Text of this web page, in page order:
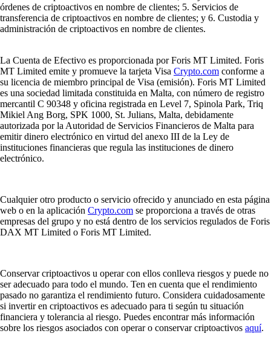
órdenes de criptoactivos en nombre de clientes; 5. Servicios de
transferencia de criptoactivos en nombre de clientes; y 6. Custodia y
administración de criptoactivos en nombre de clientes.
La Cuenta de Efectivo es proporcionada por Foris MT Limited. Foris
MT Limited emite y promueve la tarjeta Visa Crypto.com conforme a
su licencia de miembro principal de Visa (emisión). Foris MT Limited
es una sociedad limitada constituida en Malta, con número de registro
mercantil C 90348 y oficina registrada en Level 7, Spinola Park, Triq
Mikiel Ang Borg, SPK 1000, St. Julians, Malta, debidamente
autorizada por la Autoridad de Servicios Financieros de Malta para
emitir dinero electrónico en virtud del anexo III de la Ley de
instituciones financieras que regula las instituciones de dinero
electrónico.
Cualquier otro producto o servicio ofrecido y anunciado en esta página
web o en la aplicación Crypto.com se proporciona a través de otras
empresas del grupo y no está dentro de los servicios regulados de Foris
DAX MT Limited o Foris MT Limited.
Conservar criptoactivos u operar con ellos conlleva riesgos y puede no
ser adecuado para todo el mundo. Ten en cuenta que el rendimiento
pasado no garantiza el rendimiento futuro. Considera cuidadosamente
si invertir en criptoactivos es adecuado para ti según tu situación
financiera y tolerancia al riesgo. Puedes encontrar más información
sobre los riesgos asociados con operar o conservar criptoactivos aquí.